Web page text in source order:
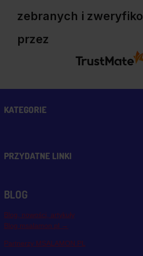
zebranych i
przez
KATEGORIE
PRZYDATNE LINKI
BLOG
Blog, nowości, artykuły
Blog msalamon.pl →
Partnerzy MSALAMON.PL